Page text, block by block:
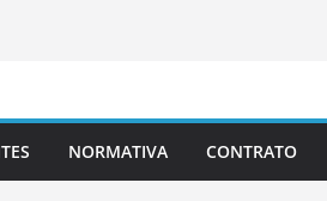
NORMATIVA CONTRATO